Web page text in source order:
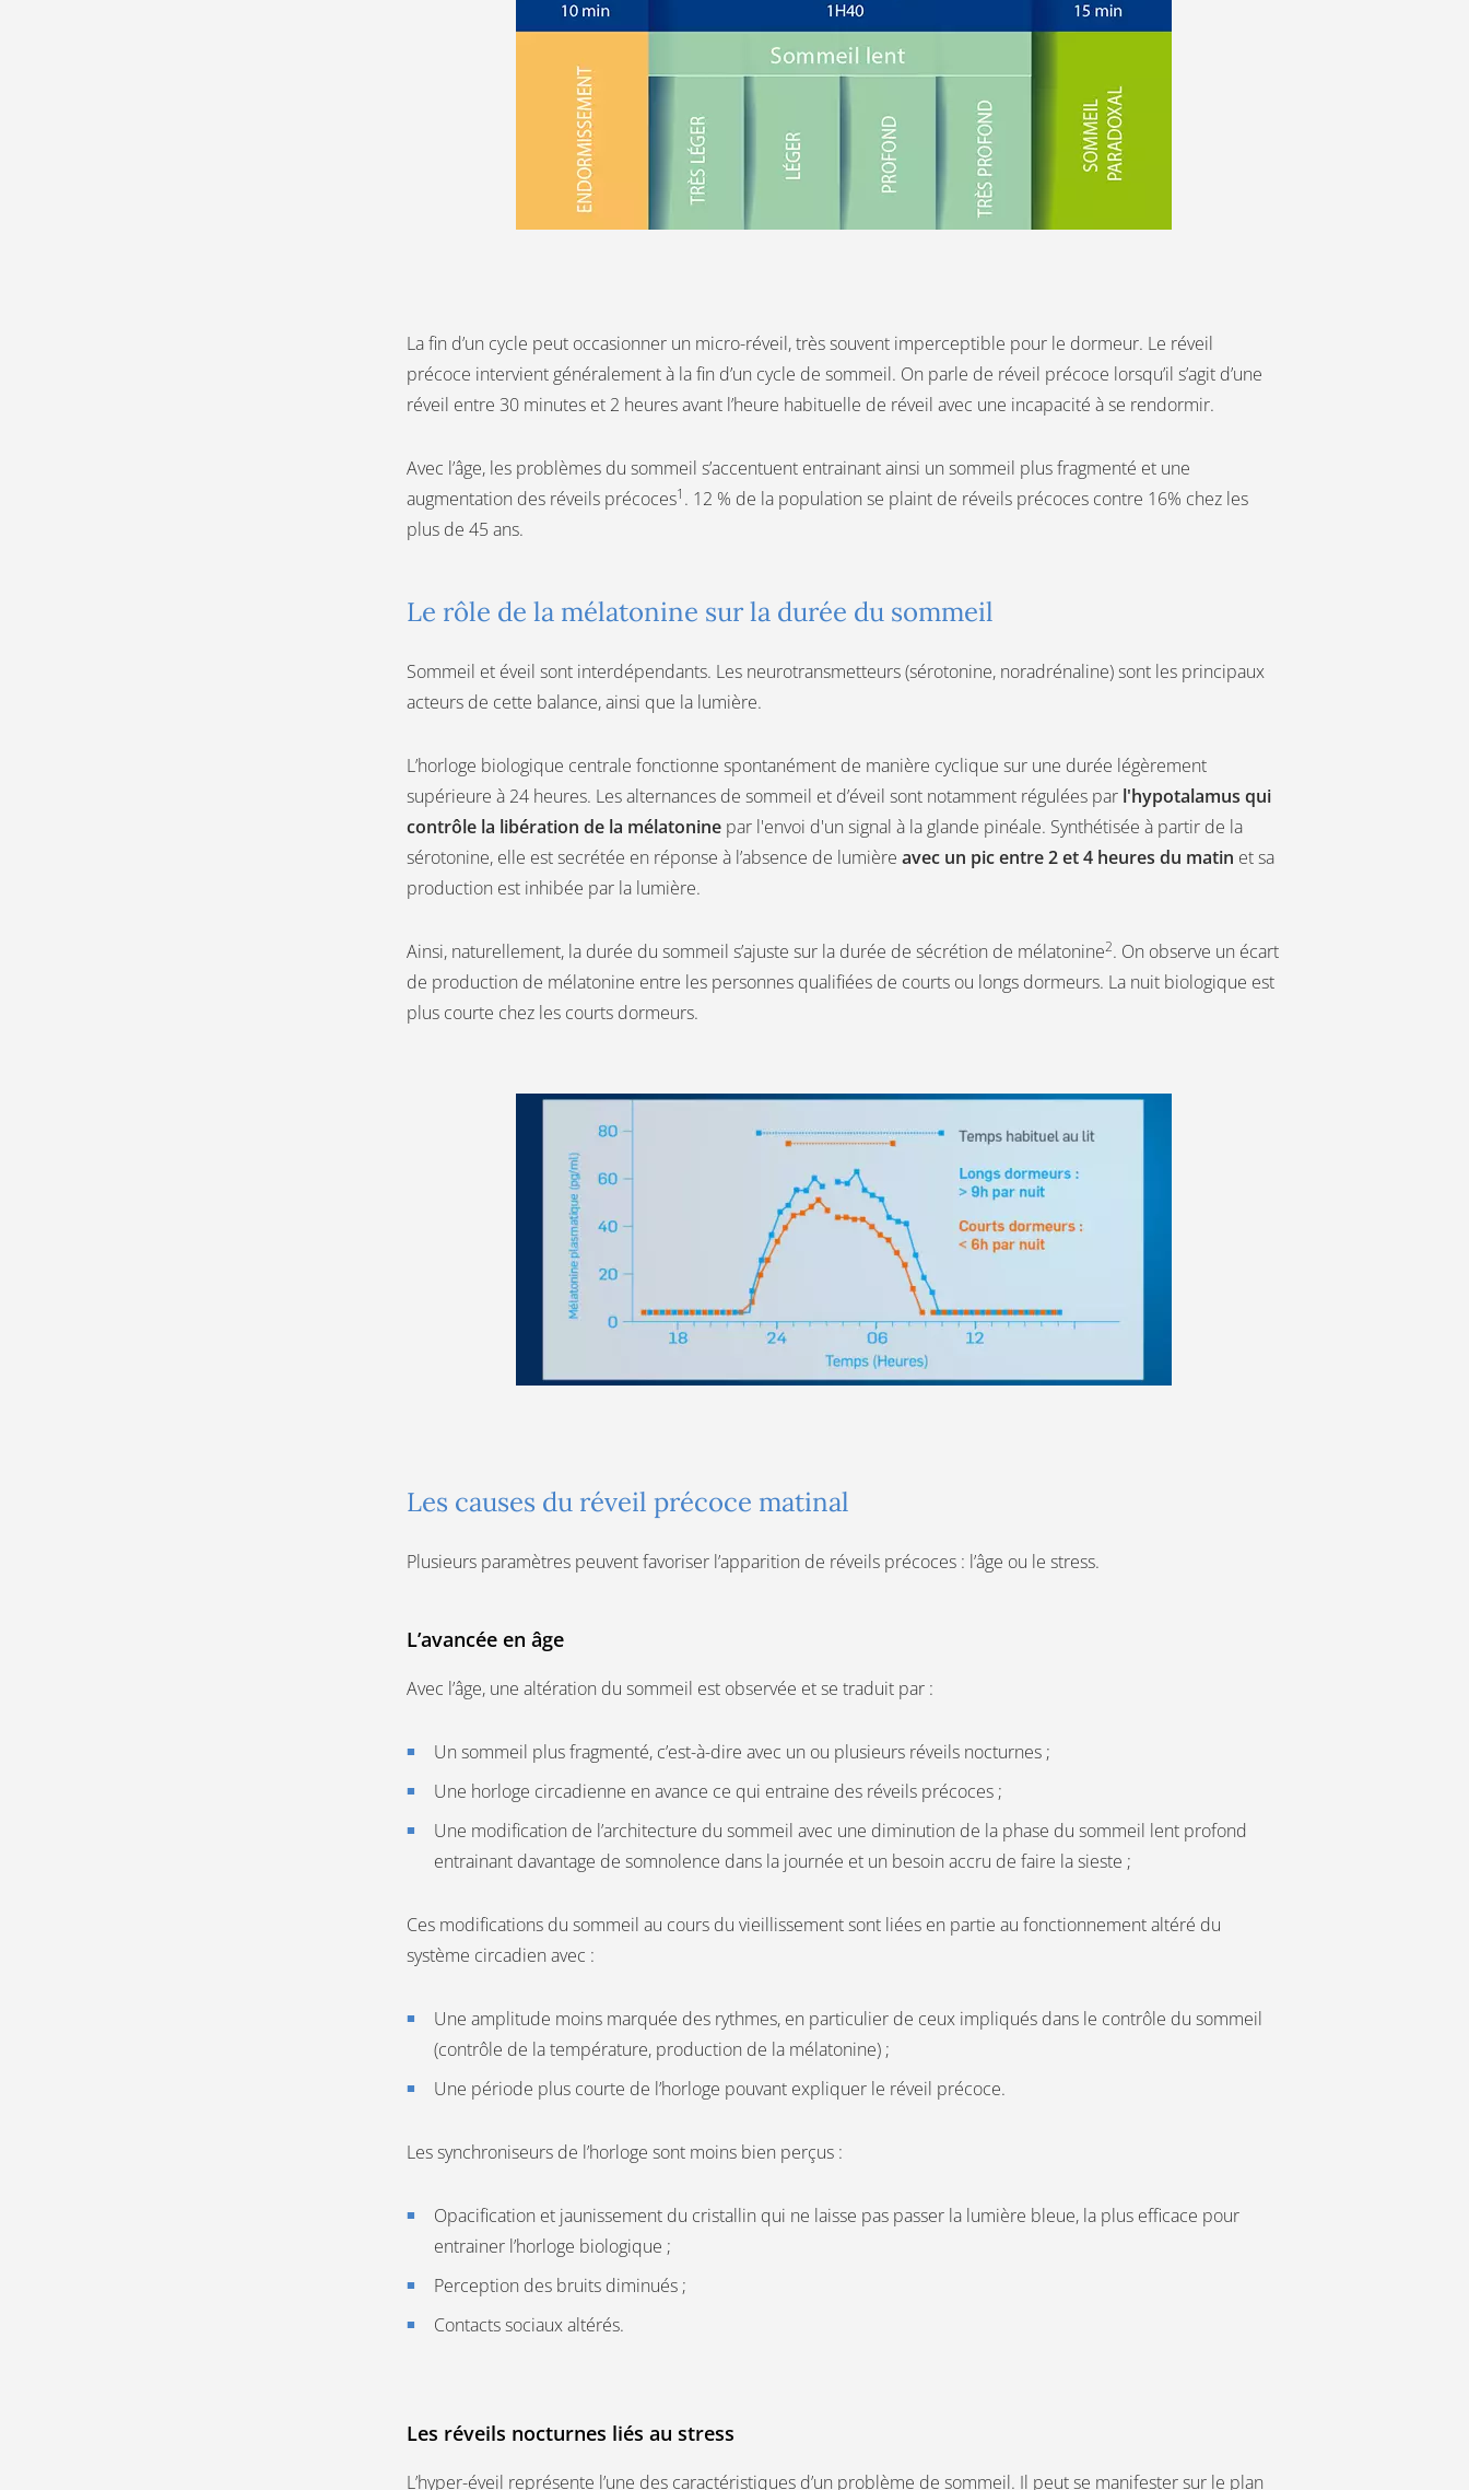
La fin d’un cycle peut occasionner un micro-réveil, très souvent imperceptible pour le dormeur. Le réveil
précoce intervient généralement à la fin d’un cycle de sommeil. On parle de réveil précoce lorsqu’il s’agit d’une
réveil entre 30 minutes et 2 heures avant l’heure habituelle de réveil avec une incapacité à se rendormir.
Avec l’âge, les problèmes du sommeil s’accentuent entrainant ainsi un sommeil plus fragmenté et une
augmentation des réveils précoces1 . 12 % de la population se plaint de réveils précoces contre 16% chez les
plus de 45 ans.
Le rôle de la mélatonine sur la durée du sommeil
Sommeil et éveil sont interdépendants. Les neurotransmetteurs (sérotonine, noradrénaline) sont les principaux
acteurs de cette balance, ainsi que la lumière.
L’horloge biologique centrale fonctionne spontanément de manière cyclique sur une durée légèrement
supérieure à 24 heures. Les alternances de sommeil et d’éveil sont notamment régulées par l'hypotalamus qui
contrôle la libération de la mélatonine par l'envoi d'un signal à la glande pinéale. Synthétisée à partir de la
sérotonine, elle est secrétée en réponse à l’absence de lumière avec un pic entre 2 et 4 heures du matin et sa
production est inhibée par la lumière.
Ainsi, naturellement, la durée du sommeil s’ajuste sur la durée de sécrétion de mélatonine2. On observe un écart
de production de mélatonine entre les personnes qualifiées de courts ou longs dormeurs. La nuit biologique est
plus courte chez les courts dormeurs.
Les causes du réveil précoce matinal
Plusieurs paramètres peuvent favoriser l’apparition de réveils précoces : l’âge ou le stress.
L’avancée en âge
Avec l’âge, une altération du sommeil est observée et se traduit par :
Un sommeil plus fragmenté, c’est-à-dire avec un ou plusieurs réveils nocturnes ;
Une horloge circadienne en avance ce qui entraine des réveils précoces ;
Une modification de l’architecture du sommeil avec une diminution de la phase du sommeil lent profond
entrainant davantage de somnolence dans la journée et un besoin accru de faire la sieste ;
Ces modifications du sommeil au cours du vieillissement sont liées en partie au fonctionnement altéré du
système circadien avec :
Une amplitude moins marquée des rythmes, en particulier de ceux impliqués dans le contrôle du sommeil
(contrôle de la température, production de la mélatonine) ;
Une période plus courte de l’horloge pouvant expliquer le réveil précoce.
Les synchroniseurs de l’horloge sont moins bien perçus :
Opacification et jaunissement du cristallin qui ne laisse pas passer la lumière bleue, la plus efficace pour
entrainer l’horloge biologique ;
Perception des bruits diminués ;
Contacts sociaux altérés.
Les réveils nocturnes liés au stress
L’hyper-éveil représente l’une des caractéristiques d’un problème de sommeil. Il peut se manifester sur le plan